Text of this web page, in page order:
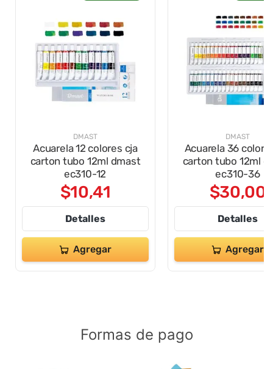
DMAST
Acuarela 12 colores cja
carton tubo 12ml dmast
ec310-12
$10,41
Detalles
Agregar
DMAST
Acuarela 36
carton tubo 12ml
ec310-36
$30,00
Detalles
Agregar
Formas de pago